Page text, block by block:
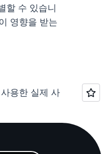
할 수 있습니
영향을 받는
용한 실제 사